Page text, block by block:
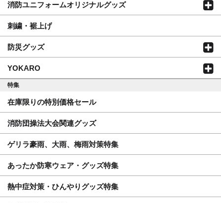
消防ユニフォームオリジナルグッズ
刺繍・裾上げ
防災グッズ
YOKARO
特集
在庫限りの特別価格セール
消防団操法大会関連グッズ
ゲリラ豪雨、大雨、梅雨対策特集
あったか防寒ウェア・グッズ特集
熱中症対策・ひんやりグッズ特集